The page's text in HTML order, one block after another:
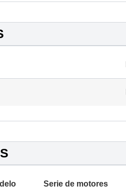
Serie de motores